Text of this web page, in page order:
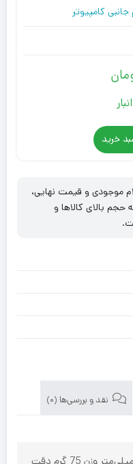
جانبی کامپیوتر
خرید
موجودی و قیمت نهایی،
حجم بالای کالاها و
نقد و بررسی‌ها (0)
ابعاد 37 × 58 × 98 میلی‌متر وزن 75 گرم دقت